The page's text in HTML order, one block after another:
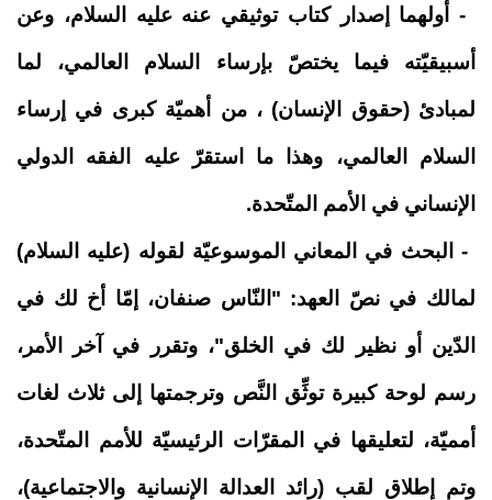
-أولهما إصدار كتاب توثيقي عنه عليه السلام، وعن
أسبيقيّته فيما يختصّ بإرساء السلام العالمي، لما
لمبادئ (حقوق الإنسان) ، من أهميّة كبرى في إرساء
السلام العالمي، وهذا ما استقرّ عليه الفقه الدولي
الإنساني في الأمم المتّحدة.
- البحث في المعاني الموسوعيّة لقوله (عليه السلام)
لمالك في نصّ العهد: "النّاس صنفان، إمّا أخ لك في
الدّين أو نظير لك في الخلق"، وتقرر في آخر الأمر،
رسم لوحة كبيرة توثِّق النَّص وترجمتها إلى ثلاث لغات
أمميّة، لتعليقها في المقرّات الرئيسيّة للأمم المتّحدة،
وتم إطلاق لقب (رائد العدالة الإنسانية والاجتماعية)،